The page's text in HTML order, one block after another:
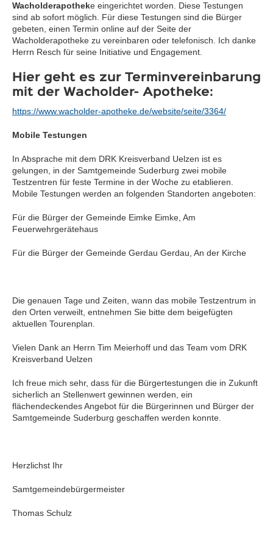
Wacholderapotheke eingerichtet worden. Diese Testungen
sind ab sofort möglich. Für diese Testungen sind die Bürger
gebeten, einen Termin online auf der Seite der
Wacholderapotheke zu vereinbaren oder telefonisch. Ich danke
Herrn Resch für seine Initiative und Engagement.
Hier geht es zur Terminvereinbarung
mit der Wacholder- Apotheke:
https://www.wacholder-apotheke.de/website/seite/3364/
Mobile Testungen
In Absprache mit dem DRK Kreisverband Uelzen ist es
gelungen, in der Samtgemeinde Suderburg zwei mobile
Testzentren für feste Termine in der Woche zu etablieren.
Mobile Testungen werden an folgenden Standorten angeboten:
Für die Bürger der Gemeinde Eimke Eimke, Am
Feuerwehrgerätehaus
Für die Bürger der Gemeinde Gerdau Gerdau, An der Kirche
Die genauen Tage und Zeiten, wann das mobile Testzentrum in
den Orten verweilt, entnehmen Sie bitte dem beigefügten
aktuellen Tourenplan.
Vielen Dank an Herrn Tim Meierhoff und das Team vom DRK
Kreisverband Uelzen
Ich freue mich sehr, dass für die Bürgertestungen die in Zukunft
sicherlich an Stellenwert gewinnen werden, ein
flächendeckendes Angebot für die Bürgerinnen und Bürger der
Samtgemeinde Suderburg geschaffen werden konnte.
Herzlichst Ihr
Samtgemeindebürgermeister
Thomas Schulz